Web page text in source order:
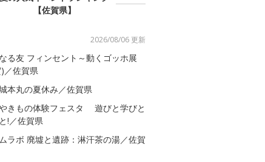
【佐賀県】
2026/08/06 更新
る友 フィンセント～動くゴッホ展
／佐賀県
本丸の夏休み／佐賀県
きもの体験フェスタ 遊びと学びと
!／佐賀県
ラボ 廃墟と遺跡：淋汗茶の湯／佐賀